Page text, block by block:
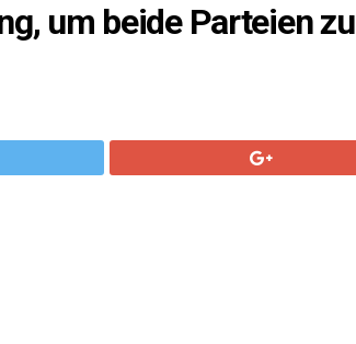
um beide Parteien zu